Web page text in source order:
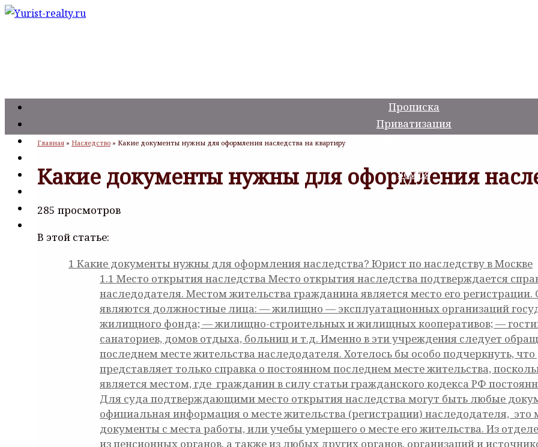
Прописка
Приватизация
Земля
Перепланировка
Главная » Наследство » Какие документы нужны для оформления наследства на квартиру
Какие документы нужны для оформления
285 просмотров
В этой статье:
1 Какие документы нужны для оформления наследства? Юрист по наследству в Москве
1.1 Место открытия наследства Место открытия наследства подтверждается
наследодателя. Местом жительства гражданина является место его
являются должностные лица: — жилищно — эксплуатационных организаций
жилищного фонда; — жилищно-строительных и жилищных кооперативов; —
санаториев, домов отдыха, больниц и т.д. Именно в эти учреждения следует
последнем месте жительства наследодателя. Хотелось бы особо подчеркнуть,
представляет только справка о постоянном последнем месте жительства,
является местом, где гражданин в силу статьи гражданского кодекса РФ
Для суда подтверждающими место открытия наследства могут быть любые
официальная информация о месте жительства (регистрации) наследодателя, это
документы с места работы, или учебы умершего о месте его жительства. Из
из пенсионных органов, а также из любых других органов, организаций и